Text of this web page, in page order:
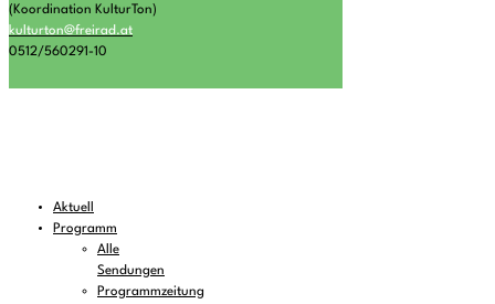
(Koordination KulturTon)
kulturton@freirad.at
0512/560291-10
Aktuell
Programm
Alle
Sendungen
Programmzeitung